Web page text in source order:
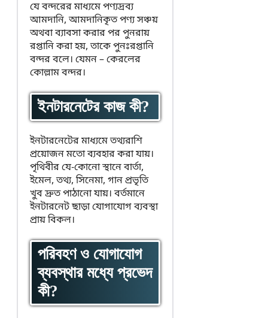
যে বন্দরের মাধ্যমে পণ্যদ্রব্য
আমদানি, আমদানিকৃত পণ্য সঞ্চয়
অথবা ব্যাবসা করার পর পুনরায়
রপ্তানি করা হয়, তাকে পুনঃরপ্তানি
বন্দর বলে। যেমন – কেরলের
কোল্লাম বন্দর।
ইনটারনেটের কাজ কী?
ইনটারনেটের মাধ্যমে তথ্যরাশি
প্রয়োজন মতো ব্যবহার করা যায়।
পৃথিবীর যে-কোনো স্থানে বার্তা,
ইমেল, তথ্য, সিনেমা, গান প্রভৃতি
খুব দ্রুত পাঠানো যায়। বর্তমানে
ইনটারনেট ছাড়া যোগাযোগ ব্যবস্থা
প্রায় বিকল।
পরিবহণ ও যোগাযোগ
ব্যবস্থার মধ্যে প্রভেদ
কী?